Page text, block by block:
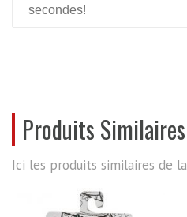
secondes!
Produits Similaires
Ici les produits similaires de